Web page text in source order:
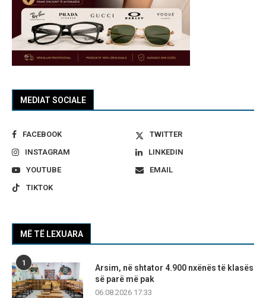
MEDIAT SOCIALE
FACEBOOK
TWITTER
INSTAGRAM
LINKEDIN
YOUTUBE
EMAIL
TIKTOK
MË TË LEXUARA
1
Arsim, në shtator 4.900 nxënës të klasës
së parë më pak
06.08.2026 17:33